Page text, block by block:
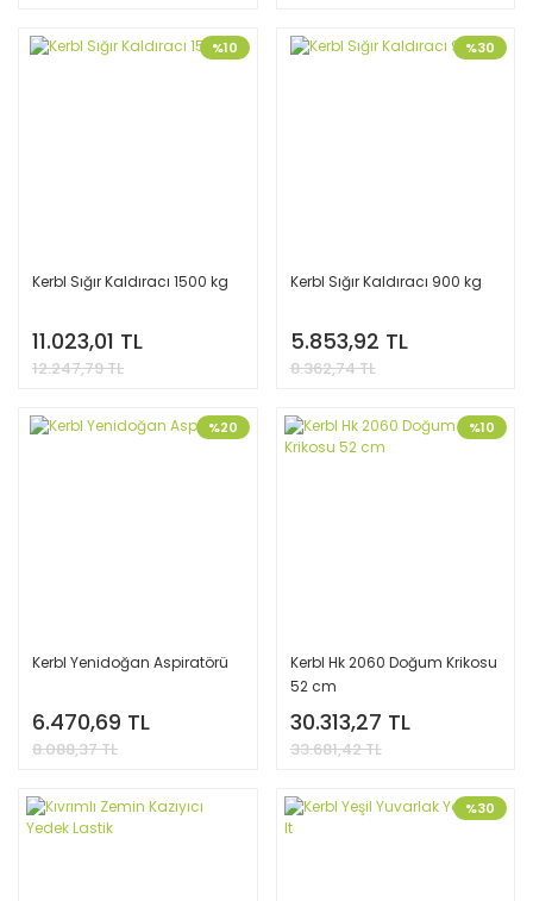
%10
Kerbl Sığır Kaldıracı 1500 kg
11.023,01 TL
12.247,79 TL
%30
Kerbl Sığır Kaldıracı 900 kg
5.853,92 TL
8.362,74 TL
%20
Kerbl Yenidoğan Aspiratörü
6.470,69 TL
8.088,37 TL
%10
Kerbl Hk 2060 Doğum Krikosu
52 cm
30.313,27 TL
33.681,42 TL
%30